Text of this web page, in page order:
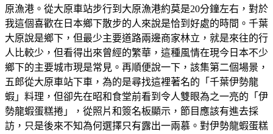
原漁港。從大原車站步行到大原漁港約莫是20分鐘左右，對於
我這個喜歡在日本鄉下散步的人來說是恰到好處的時間。千葉
大原說是鄉下，但最少主要道路兩邊商家林立，就是來往的行
人比較少，但看得出來曾經的繁華，這種風情在現今日本不少
鄉下的主要城市現是常見。再順便說一下，該集第二個場景，
五郎從大原車站下車，為的是尋找這裡著名的「千葉伊勢龍
蝦」料理，但卻先在昭和食堂前看到令人雙眼為之一亮的「伊
勢龍蝦蛋糕捲」，從照片和簽名板顯示，節目應該有進去採
訪，只是後來不知為何選擇只有露出一兩慕。對伊勢龍蝦蛋糕